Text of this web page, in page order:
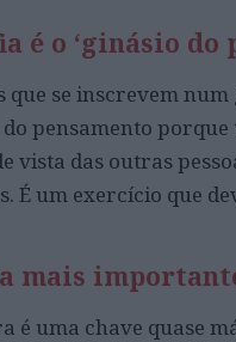
é o ‘ginásio do
que se inscrevem
pensamento
vista das outras
É um exercício que
mais
é uma chave quase